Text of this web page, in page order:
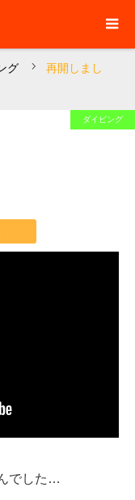
グ
再開しまし
ダイビング
でした…